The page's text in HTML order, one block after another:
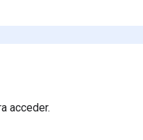
acceder.